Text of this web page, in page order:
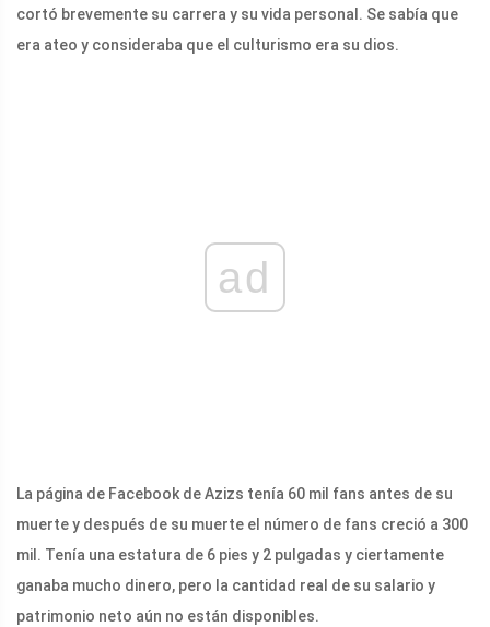
cortó brevemente su carrera y su vida personal. Se sabía que
era ateo y consideraba que el culturismo era su dios.
ad
La página de Facebook de Azizs tenía 60 mil fans antes de su
muerte y después de su muerte el número de fans creció a 300
mil. Tenía una estatura de 6 pies y 2 pulgadas y ciertamente
ganaba mucho dinero, pero la cantidad real de su salario y
patrimonio neto aún no están disponibles.